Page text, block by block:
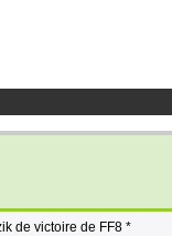
de victoire de FF8 *